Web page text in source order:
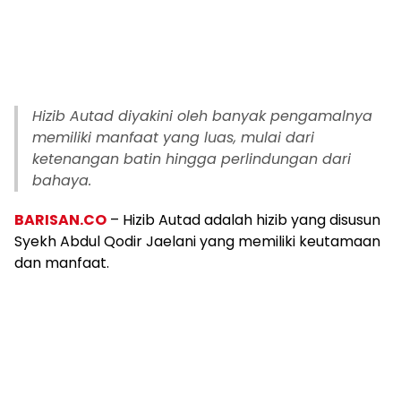
Hizib Autad diyakini oleh banyak pengamalnya
memiliki manfaat yang luas, mulai dari
ketenangan batin hingga perlindungan dari
bahaya.
BARISAN.CO – Hizib Autad adalah hizib yang disusun
Syekh Abdul Qodir Jaelani yang memiliki keutamaan
dan manfaat.